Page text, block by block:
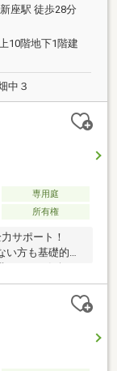
座駅 徒歩28分
10階地下1階建
中３
専用庭
所有権
サポート！
方も基礎的な
ーしきれないご
ージ未掲載物件
厳選してオスス
損害保険募集
せください！
【フラット